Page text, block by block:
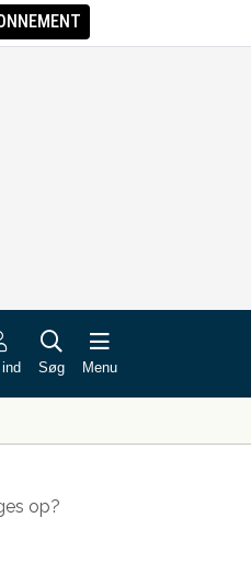
Søg Menu
op?